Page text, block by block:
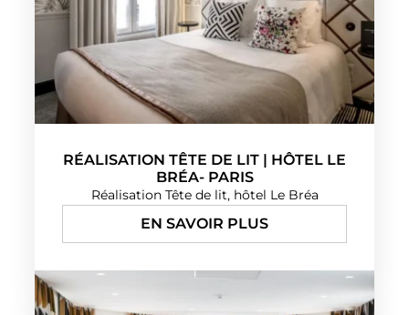
RÉALISATION TÊTE DE LIT | HÔTEL LE
BRÉA- PARIS
Réalisation Tête de lit, hôtel Le Bréa
EN SAVOIR PLUS